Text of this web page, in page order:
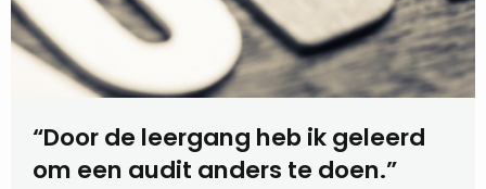
“Door de leergang heb ik geleerd
om een audit anders te doen.”